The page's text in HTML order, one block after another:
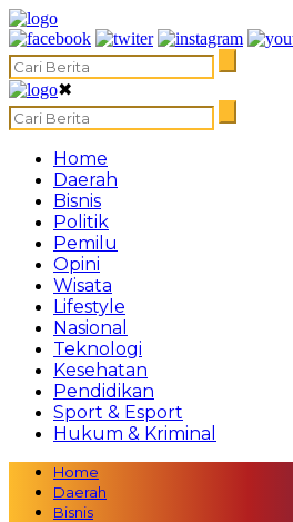
✖
Home
Daerah
Bisnis
Politik
Pemilu
Opini
Wisata
Lifestyle
Nasional
Teknologi
Kesehatan
Pendidikan
Sport & Esport
Hukum & Kriminal
Home
Daerah
Bisnis